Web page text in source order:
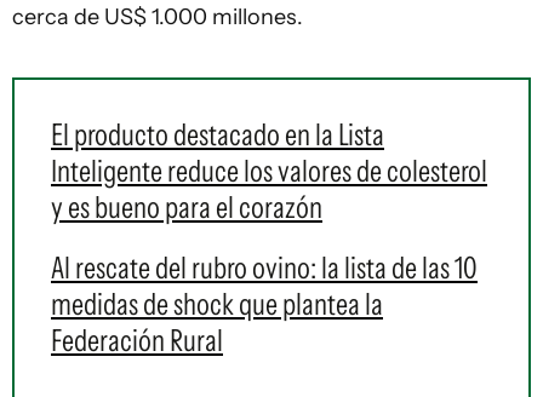
cerca de US$ 1.000 millones.
El producto destacado en la Lista
Inteligente reduce los valores de colesterol
y es bueno para el corazón
Al rescate del rubro ovino: la lista de las 10
medidas de shock que plantea la
Federación Rural